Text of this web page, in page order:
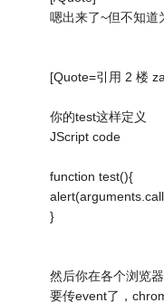
嗯出来了~但不知道
[Quote=引用 2 楼
你的test这样定义
JScript code
function test(){
}
然后你在各个浏览
要传event了，